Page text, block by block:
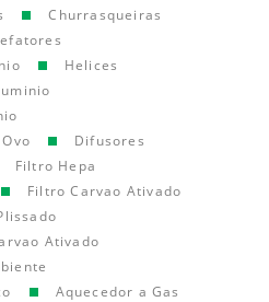
Churrasqueiras
Helices
Difusores
Filtro Hepa
Filtro Carvao Ativado
Ativado
Aquecedor a Gas